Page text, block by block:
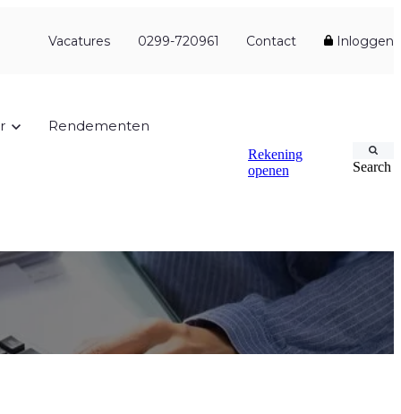
Vacatures 0299-720961 Contact Inloggen
Rendementen
Rekening
openen
Search